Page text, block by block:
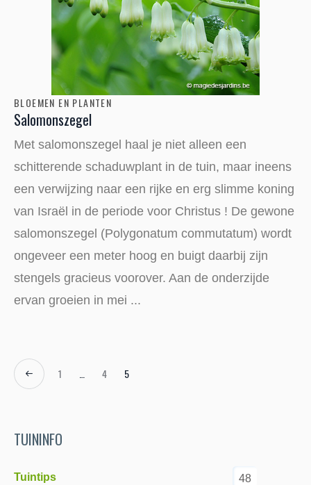
BLOEMEN EN PLANTEN
Salomonszegel
Met salomonszegel haal je niet alleen een
schitterende schaduwplant in de tuin, maar ineens
een verwijzing naar een rijke en erg slimme koning
van Israël in de periode voor Christus ! De gewone
salomonszegel (Polygonatum commutatum) wordt
ongeveer een meter hoog en buigt daarbij zijn
stengels gracieus voorover. Aan de onderzijde
ervan groeien in mei ...
1 4 5
TUININFO
Tuintips 48